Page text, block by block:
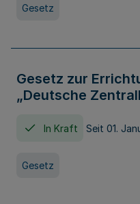
Gesetz
Gesetz zur
„Deutsche
In Kraft Seit 01.
Gesetz